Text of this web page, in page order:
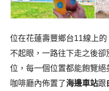
位在花蓮壽豐鄉台11線上的
不起眼，一路往下走之後
位，每一個位置都能飽覽絕
咖啡廳內佈置了海邊車站跟